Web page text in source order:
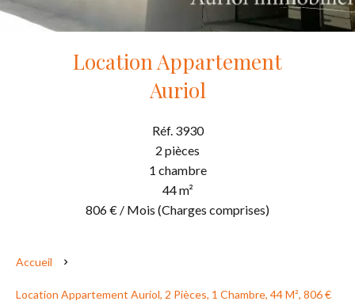
Location Appartement
Auriol
Réf. 3930
2 pièces
1 chambre
44 m²
806 € / Mois (Charges comprises)
Accueil
Location Appartement Auriol, 2 Pièces, 1 Chambre, 44 M², 806 €